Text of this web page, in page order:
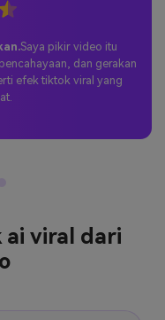
Saya pikir video itu
dan gerakan
efek tiktok viral yang
ai viral dari